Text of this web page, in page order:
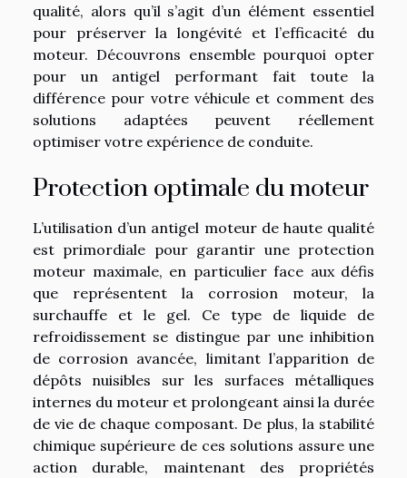
qualité, alors qu’il s’agit d’un élément essentiel
pour préserver la longévité et l’efficacité du
moteur. Découvrons ensemble pourquoi opter
pour un antigel performant fait toute la
différence pour votre véhicule et comment des
solutions adaptées peuvent réellement
optimiser votre expérience de conduite.
Protection optimale du moteur
L’utilisation d’un antigel moteur de haute qualité
est primordiale pour garantir une protection
moteur maximale, en particulier face aux défis
que représentent la corrosion moteur, la
surchauffe et le gel. Ce type de liquide de
refroidissement se distingue par une inhibition
de corrosion avancée, limitant l’apparition de
dépôts nuisibles sur les surfaces métalliques
internes du moteur et prolongeant ainsi la durée
de vie de chaque composant. De plus, la stabilité
chimique supérieure de ces solutions assure une
action durable, maintenant des propriétés